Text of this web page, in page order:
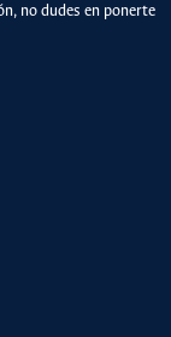
no dudes en ponerte